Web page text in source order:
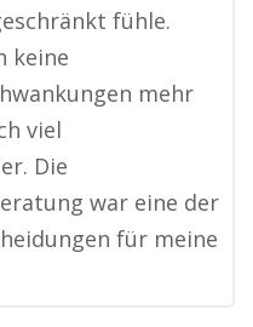
fühle.
keine
mehr
viel
Die
war eine der
für meine